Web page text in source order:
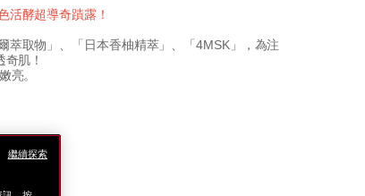
活酵超導奇蹟露！
萃取物」、「日本香柚精萃」、「4MSK」，為注
肌！
亮。
繼續探索